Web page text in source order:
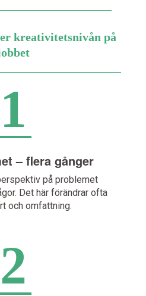
kreativitetsnivån på
1
– flera gånger
på problemet
Det här förändrar ofta
och omfattning.
2